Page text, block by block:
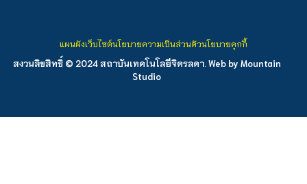
สงวนลิขสิทธิ์ © 2024 สถาบันเทคโนโลยีจิตรลดา. Web by Mountain
Studio
แผนผังเว็บไซต์นโยบายความเป็นส่วนตัวนโยบายคุกกี้